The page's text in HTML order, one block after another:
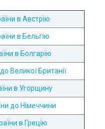
в Австрію
в Бельгію
в Болгарію
Великої Британії
в Угорщину
до Німеччини
в Грецію